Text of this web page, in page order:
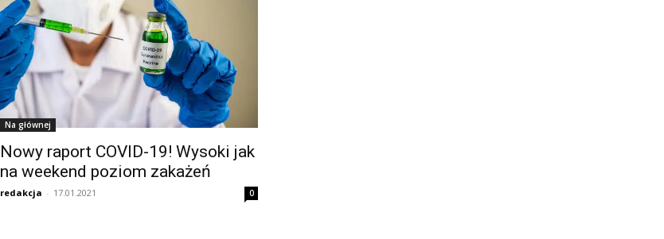
Na głównej
Nowy raport COVID-19! Wysoki jak
na weekend poziom zakażeń
redakcja - 17.01.2021 0